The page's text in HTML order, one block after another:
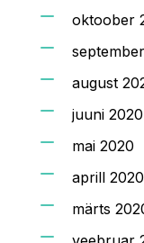
oktoober
august
juuni 2020
mai 2020
aprill 2020
märts